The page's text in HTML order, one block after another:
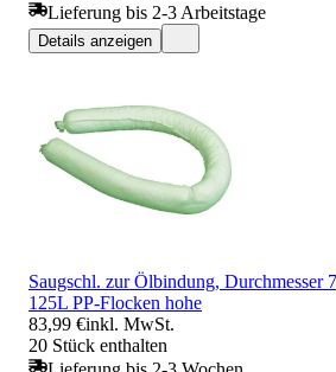
Lieferung bis 2-3 Arbeitstage
Details anzeigen
Saugschl. zur Ölbindung, Durchmesser
125L PP-Flocken hohe
83,99 €inkl. MwSt.
20 Stück enthalten